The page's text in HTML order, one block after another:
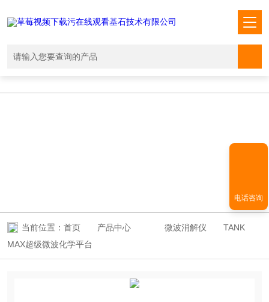
当前位置： 首页 产品中心 微波消解仪
TANK
MAX超级微波化学平台
电话咨询